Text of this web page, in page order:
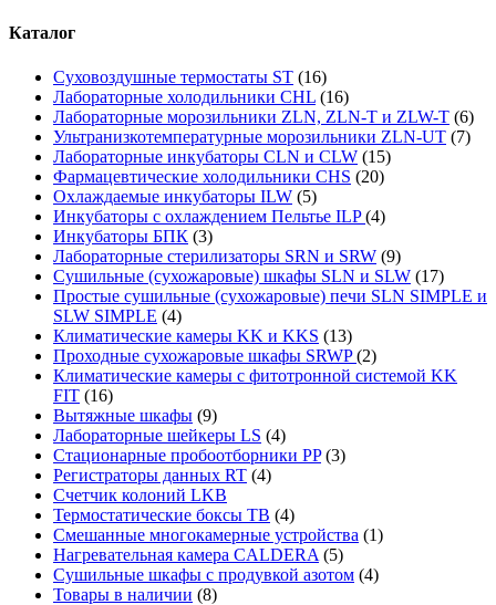
Каталог
Суховоздушные термостаты ST (16)
Лабораторные холодильники CHL (16)
Лабораторные морозильники ZLN, ZLN-T и ZLW-T (6)
Ультранизкотемпературные морозильники ZLN-UT (7)
Лабораторные инкубаторы CLN и CLW (15)
Фармацевтические холодильники CHS (20)
Охлаждаемые инкубаторы ILW (5)
Инкубаторы с охлаждением Пельтье ILP(4)
Инкубаторы БПК (3)
Лабораторные стерилизаторы SRN и SRW (9)
Сушильные (сухожаровые) шкафы SLN и SLW (17)
Простые сушильные (сухожаровые) печи SLN SIMPLE и
SLW SIMPLE (4)
Климатические камеры KK и KKS (13)
Проходные сухожаровые шкафы SRWP(2)
Климатические камеры с фитотронной системой KK
FIT (16)
Вытяжные шкафы (9)
Лабораторные шейкеры LS (4)
Стационарные пробоотборники PP (3)
Регистраторы данных RT (4)
Счетчик колоний LKB
Термостатические боксы TB (4)
Смешанные многокамерные устройства (1)
Нагревательная камера CALDERA (5)
Сушильные шкафы с продувкой азотом (4)
Товары в наличии (8)